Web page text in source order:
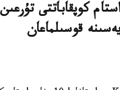
10 نان استام كوپقاباتتى
قوسىلماعان